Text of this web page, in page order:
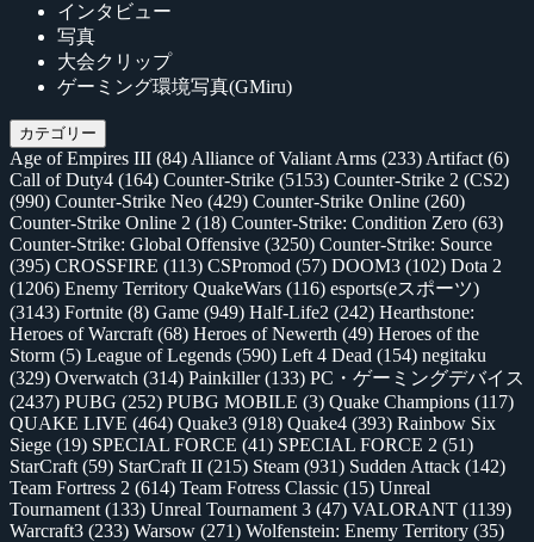
インタビュー
写真
大会クリップ
ゲーミング環境写真(GMiru)
カテゴリー
Age of Empires III (84) Alliance of Valiant Arms (233) Artifact (6)
Call of Duty4 (164) Counter-Strike (5153) Counter-Strike 2 (CS2)
(990) Counter-Strike Neo (429) Counter-Strike Online (260)
Counter-Strike Online 2 (18) Counter-Strike: Condition Zero (63)
Counter-Strike: Global Offensive (3250) Counter-Strike: Source
(395) CROSSFIRE (113) CSPromod (57) DOOM3 (102) Dota 2
(1206) Enemy Territory QuakeWars (116) esports(eスポーツ)
(3143) Fortnite (8) Game (949) Half-Life2 (242) Hearthstone:
Heroes of Warcraft (68) Heroes of Newerth (49) Heroes of the
Storm (5) League of Legends (590) Left 4 Dead (154) negitaku
(329) Overwatch (314) Painkiller(133) PC・ゲーミングデバイス
(2437) PUBG (252) PUBG MOBILE (3) Quake Champions (117)
QUAKE LIVE (464) Quake3 (918) Quake4 (393) Rainbow Six
Siege (19) SPECIAL FORCE (41) SPECIAL FORCE 2 (51)
StarCraft (59) StarCraft II (215) Steam (931) Sudden Attack (142)
Team Fortress 2 (614) Team Fotress Classic (15) Unreal
Tournament (133) Unreal Tournament 3 (47) VALORANT (1139)
Warcraft3 (233) Warsow (271) Wolfenstein: Enemy Territory (35)